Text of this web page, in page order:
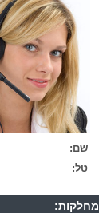
שם:
טל:
מחלקות: